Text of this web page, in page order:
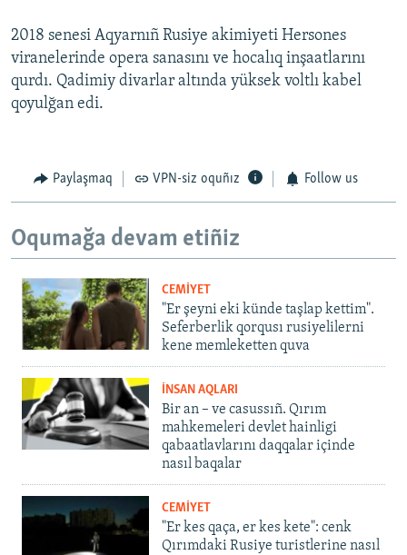
2018 senesi Aqyarnıñ Rusiye akimiyeti Hersones
viranelerinde opera sanasını ve hocalıq inşaatlarını
qurdı. Qadimiy divarlar altında yüksek voltlı kabel
qoyulğan edi.
Paylaşmaq VPN-siz oquñız Follow us
Oqumağa devam etiñiz
CEMİYET
"Er şeyni eki künde taşlap kettim".
Seferberlik qorqusı rusiyelilerni
kene memleketten quva
İNSAN AQLARI
Bir an – ve casussıñ. Qırım
mahkemeleri devlet hainligi
qabaatlavlarını daqqalar içinde
nasıl baqalar
CEMİYET
"Er kes qaça, er kes kete": cenk
Qırımdaki Rusiye turistlerine nasıl